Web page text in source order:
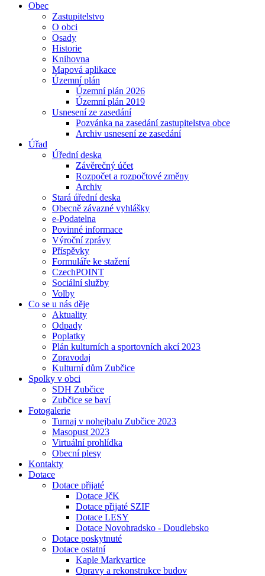
Obec
Zastupitelstvo
O obci
Osady
Historie
Knihovna
Mapová aplikace
Územní plán
Územní plán 2026
Územní plán 2019
Usnesení ze zasedání
Pozvánka na zasedání zastupitelstva obce
Archiv usnesení ze zasedání
Úřad
Úřední deska
Závěrečný účet
Rozpočet a rozpočtové změny
Archiv
Stará úřední deska
Obecně závazné vyhlášky
e-Podatelna
Povinné informace
Výroční zprávy
Příspěvky
Formuláře ke stažení
CzechPOINT
Sociální služby
Volby
Co se u nás děje
Aktuality
Odpady
Poplatky
Plán kulturních a sportovních akcí 2023
Zpravodaj
Kulturní dům Zubčice
Spolky v obci
SDH Zubčice
Zubčice se baví
Fotogalerie
Turnaj v nohejbalu Zubčice 2023
Masopust 2023
Virtuální prohlídka
Obecní plesy
Kontakty
Dotace
Dotace přijaté
Dotace JčK
Dotace přijaté SZIF
Dotace LESY
Dotace Novohradsko - Doudlebsko
Dotace poskytnuté
Dotace ostatní
Kaple Markvartice
Opravy a rekonstrukce budov